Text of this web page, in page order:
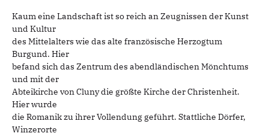
Kaum eine Landschaft ist so reich an Zeugnissen der Kunst
und Kultur
des Mittelalters wie das alte französische Herzogtum
Burgund. Hier
befand sich das Zentrum des abendländischen Mönchtums
und mit der
Abteikirche von Cluny die größte Kirche der Christenheit.
Hier wurde
die Romanik zu ihrer Vollendung geführt. Stattliche Dörfer,
Winzerorte